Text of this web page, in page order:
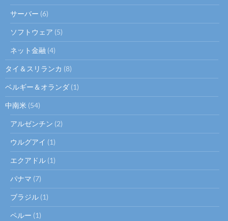
サーバー (6)
ソフトウェア (5)
ネット金融 (4)
タイ＆スリランカ (8)
ベルギー＆オランダ (1)
中南米 (54)
アルゼンチン (2)
ウルグアイ (1)
エクアドル (1)
パナマ (7)
ブラジル (1)
ペルー (1)